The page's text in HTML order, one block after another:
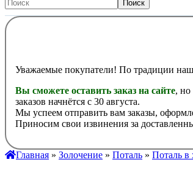
Уважаемые покупатели! По традиции наш
Вы сможете оставить заказ на сайте, но
заказов начнётся с 30 августа.
Мы успеем отправить вам заказы,
Приносим свои извинения за
Главная » Золочение » Поталь » Поталь в